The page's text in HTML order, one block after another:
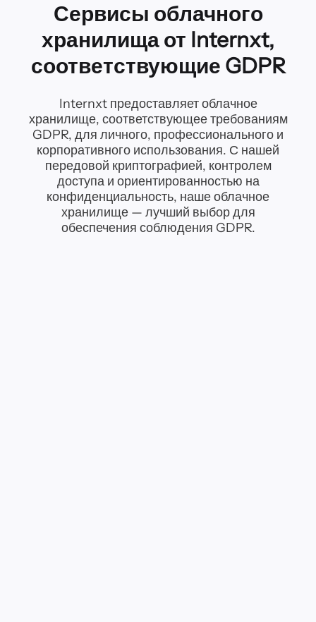
Сервисы облачного
хранилища от Internxt,
соответствующие GDPR
Internxt предоставляет облачное
хранилище, соответствующее требованиям
GDPR, для личного, профессионального и
корпоративного использования. С нашей
передовой криптографией, контролем
доступа и ориентированностью на
конфиденциальность, наше облачное
хранилище — лучший выбор для
обеспечения соблюдения GDPR.